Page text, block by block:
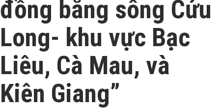
đồng bằng sông Cửu
Long- khu vực Bạc
Liêu, Cà Mau, và
Kiên Giang”